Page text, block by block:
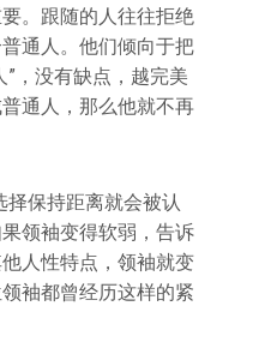
。跟随的人往往拒绝
通人。他们倾向于把
”，没有缺点，越完美
通人，那么他就不再
择保持距离就会被认
领袖变得软弱，告诉
人性特点，领袖就变
袖都曾经历这样的紧